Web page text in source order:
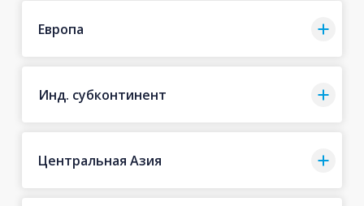
Европа
Инд. субконтинент
Центральная Азия